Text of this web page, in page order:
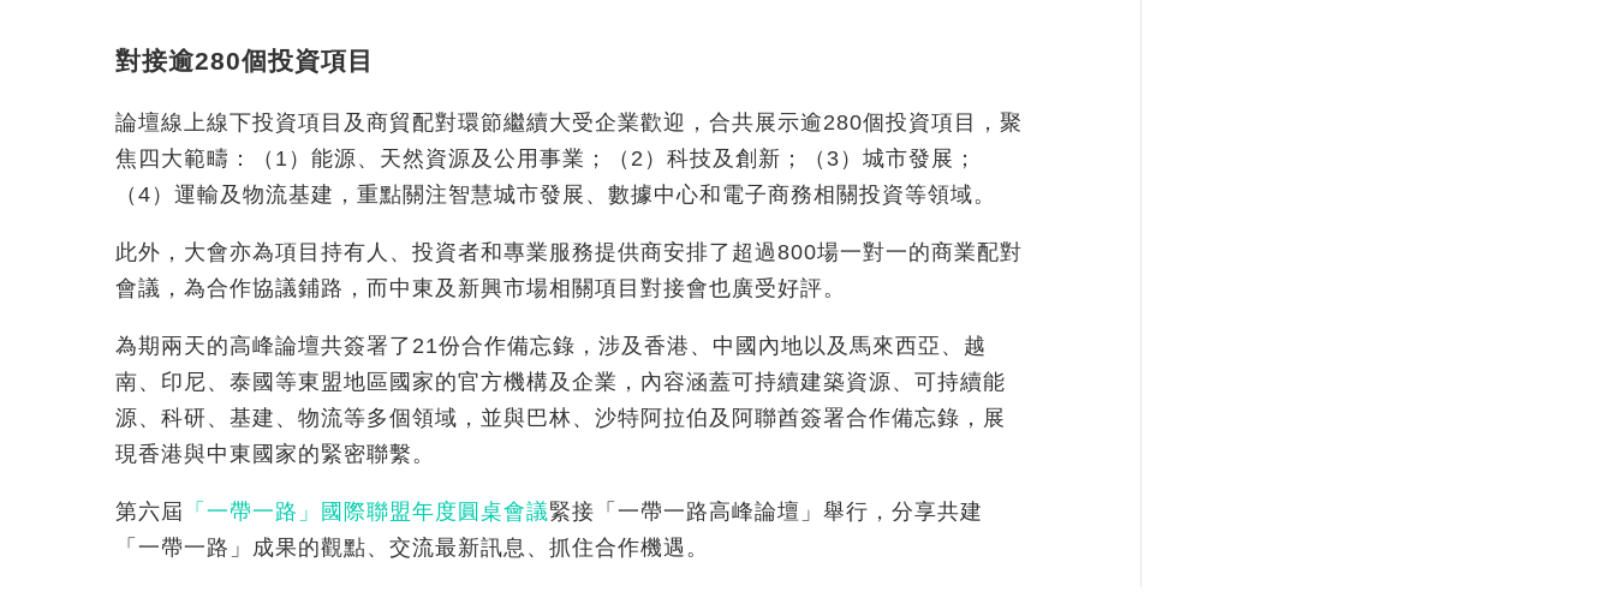
對接逾280個投資項目
論壇線上線下投資項目及商貿配對環節繼續大受企業歡迎，合共展示逾280個投資項目，聚
焦四大範疇：（1）能源、天然資源及公用事業；（2）科技及創新；（3）城市發展；
（4）運輸及物流基建，重點關注智慧城市發展、數據中心和電子商務相關投資等領域。
此外，大會亦為項目持有人、投資者和專業服務提供商安排了超過800場一對一的商業配對
會議，為合作協議鋪路，而中東及新興市場相關項目對接會也廣受好評。
為期兩天的高峰論壇共簽署了21份合作備忘錄，涉及香港、中國內地以及馬來西亞、越
南、印尼、泰國等東盟地區國家的官方機構及企業，內容涵蓋可持續建築資源、可持續能
源、科研、基建、物流等多個領域，並與巴林、沙特阿拉伯及阿聯酋簽署合作備忘錄，展
現香港與中東國家的緊密聯繫。
第六屆 「一帶一路」國際聯盟年度圓桌會議緊接「一帶一路高峰論壇」舉行，分享共建
「一帶一路」成果的觀點、交流最新訊息、抓住合作機遇。